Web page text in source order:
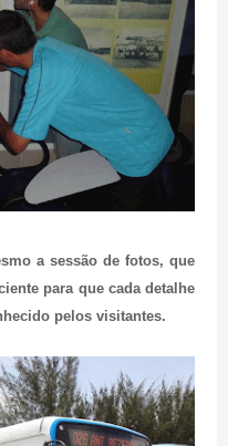
a sessão de fotos, que
para que cada detalhe
pelos visitantes.